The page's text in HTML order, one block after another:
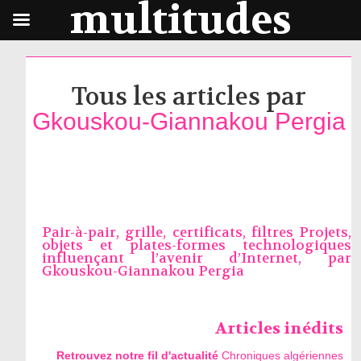
Tous les articles par
Gkouskou-Giannakou Pergia
Pair-à-pair, grille, certificats, filtres Projets,
objets et plates-formes technologiques
influençant l’avenir d’Internet, par
Gkouskou-Giannakou Pergia
Articles inédits
Retrouvez notre fil d'actualité Chroniques algériennes
multitudes